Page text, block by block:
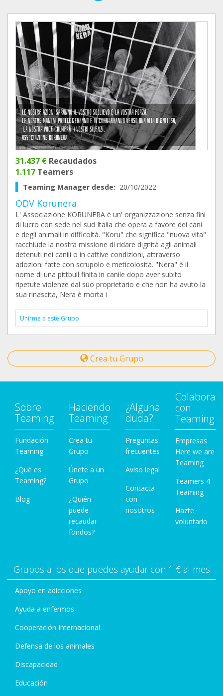
31.437 € Recaudados
1.117 Teamers
Teaming Manager desde: 20/10/2022
ODV Korunera
L' Associazione KORUNERA è un' organizzazione senza fini
di lucro con sede nel sud Italia che opera a favore dei cani
e degli animali in difficoltà. "Koru" che significa "nuova vita"
racchiude la nostra missione di ridare dignità agli animali
detenuti nei canili o in cattive condizioni, attraverso
adozioni fatte con scrupolo e meticolositá. "Nera" è il
nome di una pittbull finita in canile dopo aver subito
ripetute violenze dal suo proprietario e che non ha avuto la
sua rinascita, Nera è morta i
Unirme a este Grupo
Crea tu Grupo
Sobre
Teaming
Fundación
Teaming
¿Qué es
Teaming?
Blog
Haciendo
Teaming
Crea tu
Grupo
Únete a un
Grupo
¿Quién
puede
recaudar
fondos?
¿Alguna
duda?
Preguntas
frecuentes
Aviso legal
Contacta
con
nosotros
Colabora
con
Teaming
Empresas
Here we are
Teaming
Teamers 4
Teaming
Hazte
voluntario
Grupos a los que puedes ayudar con 1 € al mes
Apoyo en adicciones
Ayuda a enfermos
Cooperación Internacional
Defensa de los animales
Discapacidad
Educación